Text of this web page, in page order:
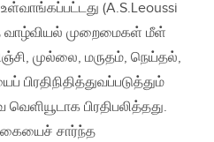
(A.S.Leoussi
வாழ்வியல் முறைமைகள் மீள்
முல்லை, மருதம், நெய்தல்,
பிரதிபலித்தது.
சார்ந்த